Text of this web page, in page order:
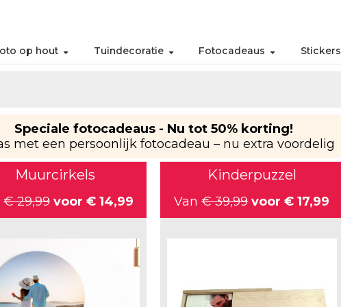
op hout Tuindecoratie Fotocadeaus Stickers
Speciale fotocadeaus - Nu tot 50% korting!
met een persoonlijk fotocadeau – nu extra voordelig
Muurcirkels
€ 29,99 voor € 14,99
Kinderpuzzel
Van€ 39,99 voor € 17,99